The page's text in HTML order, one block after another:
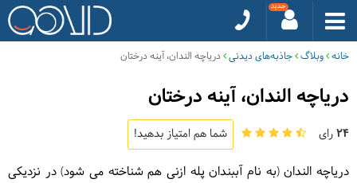
خانه وبلاگ جاذبه‌های دیدنی دریاچه الندان، آینه درختان
دریاچه الندان، آینه درختان
24رای شما هم امتیاز بدهید!
دریاچه الندان (به نام آببندان پله ازنی هم شناخته می شود) در نزدیکی